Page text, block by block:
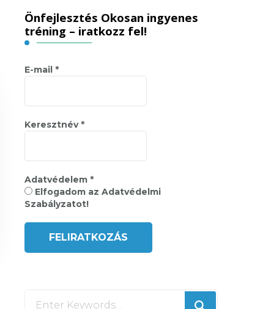
Önfejlesztés Okosan ingyenes
tréning – iratkozz fel!
E-mail *
Keresztnév *
Adatvédelem *
Elfogadom az Adatvédelmi
Szabályzatot!